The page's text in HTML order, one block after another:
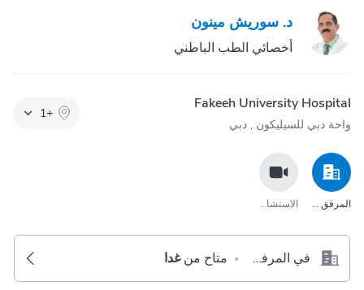
د. سوريش مينون
أخصائي الطب الباطني
Fakeeh University Hospital
واحة دبي للسيليكون‎ , دبي
+
1
المرفق الصحي الاستشارة عبر مكالمة الفيديو
في المرفق الصحي • متاح من غدا